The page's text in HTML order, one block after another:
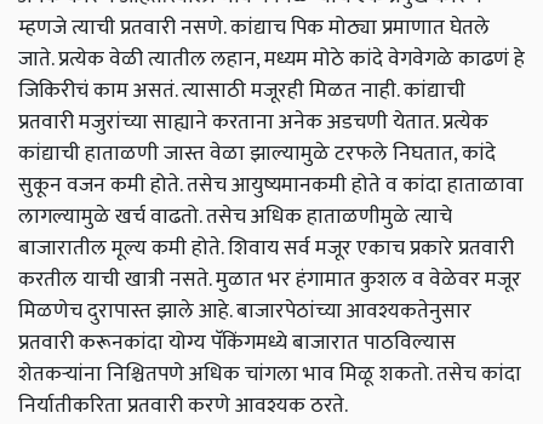
म्हणजे त्याची प्रतवारी नसणे. कांद्याच पिक मोठ्या प्रमाणात घेतले
जाते. प्रत्येक वेळी त्यातील लहान, मध्यम मोठे कांदे वेगवेगळे काढणं हे
जिकिरीचं काम असतं. त्यासाठी मजूरही मिळत नाही. कांद्याची
प्रतवारी मजुरांच्या साह्याने करताना अनेक अडचणी येतात. प्रत्येक
कांद्याची हाताळणी जास्त वेळा झाल्यामुळे टरफले निघतात, कांदे
सुकून वजन कमी होते. तसेच आयुष्यमानकमी होते व कांदा हाताळावा
लागल्यामुळे खर्च वाढतो. तसेच अधिक हाताळणीमुळे त्याचे
बाजारातील मूल्य कमी होते. शिवाय सर्व मजूर एकाच प्रकारे प्रतवारी
करतील याची खात्री नसते. मुळात भर हंगामात कुशल व वेळेवर मजूर
मिळणेच दुरापास्त झाले आहे. बाजारपेठांच्या आवश्यकतेनुसार
प्रतवारी करूनकांदा योग्य पॅकिंगमध्ये बाजारात पाठविल्यास
शेतकऱ्यांना निश्चितपणे अधिक चांगला भाव मिळू शकतो. तसेच कांदा
निर्यातीकरिता प्रतवारी करणे आवश्यक ठरते.